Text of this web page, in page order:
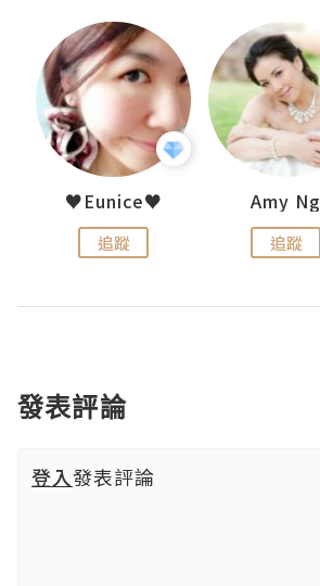
♥Eunice♥
追蹤
Amy Ng
追蹤
發表評論
登入發表評論